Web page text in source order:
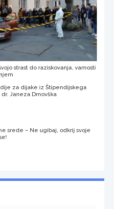
strast do raziskovanja, varnosti
za dijake iz Štipendijskega
dr. Janeza Drnovška
srede – Ne ugibaj, odkrij svoje